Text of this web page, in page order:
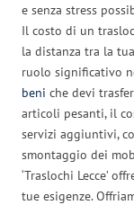
e senza stress
Il costo di un
la distanza tra la
ruolo significativo
beni che devi
articoli pesanti, il
servizi aggiuntivi,
smontaggio dei
‘Traslochi Lecce’
tue esigenze.